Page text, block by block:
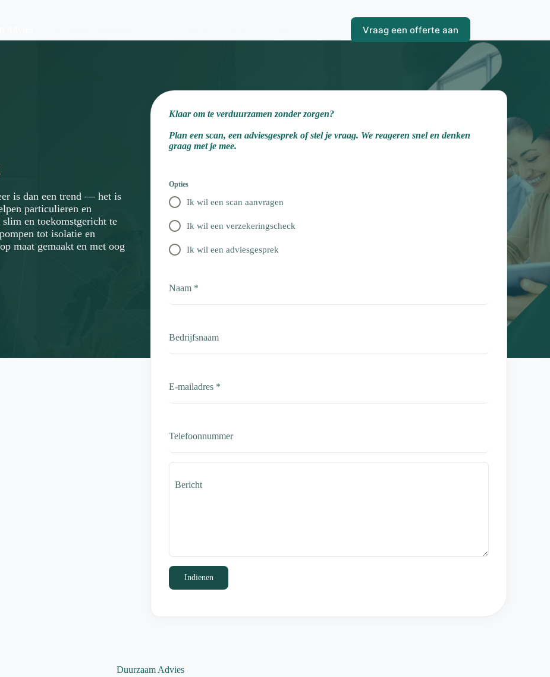
Vraag een offerte aan
is dan een trend — het is
particulieren en
en toekomstgericht te
tot isolatie en
maat gemaakt en met oog
Klaar om te verduurzamen zonder zorgen?
Plan een scan, een adviesgesprek of stel je vraag. We reageren snel en denken
graag met je mee.
Opties
Ik wil een scan aanvragen
Ik wil een verzekeringscheck
Ik wil een adviesgesprek
Naam *
Bedrijfsnaam
E-mailadres *
Telefoonnummer
Bericht
Indienen
Duurzaam Advies